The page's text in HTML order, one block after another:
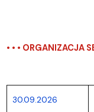
• • • ORGANIZACJA
30.09.2026